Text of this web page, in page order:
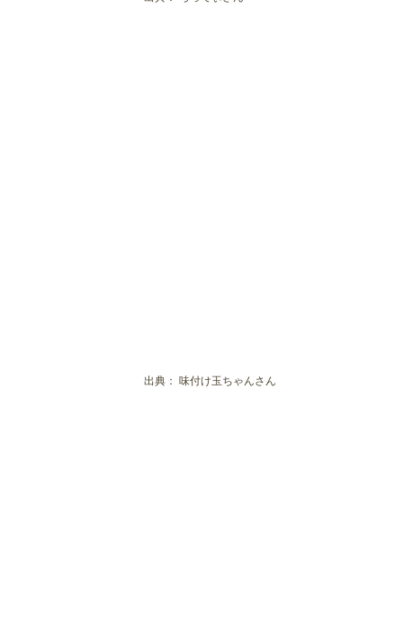
出典： 味付け玉ちゃんさん